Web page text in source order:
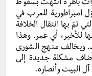
باهرة انتهت بسقوط
امبراطورية للعرب في
تمّ بها انتقال الخلافة
للأخير، أي عمر. وهذا
ويخالف منهج الشورى
أضاف مشكلة جديدة إلى
البيت وأنصاره.